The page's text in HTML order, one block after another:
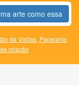
arte como essa
de Visitas, Papelaria,
criação